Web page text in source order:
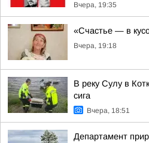
Вчера, 19:35
«Счастье — в
Вчера, 19:18
В реку Сулу в
сига
Вчера, 18:51
Департамент